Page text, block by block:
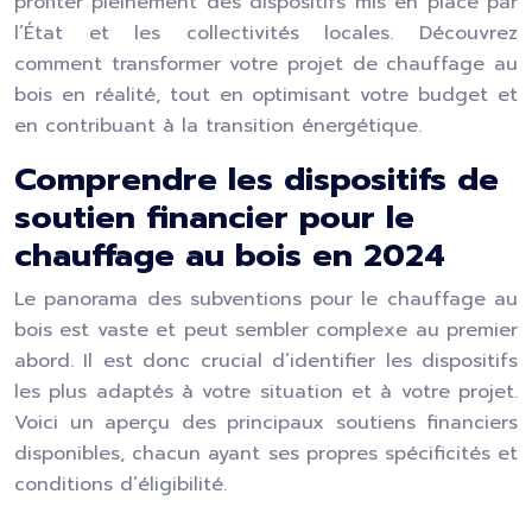
l’État et les collectivités locales. Découvrez
comment transformer votre projet de chauffage au
bois en réalité, tout en optimisant votre budget et
en contribuant à la transition énergétique.
Comprendre les dispositifs de
soutien financier pour le
chauffage au bois en 2024
Le panorama des subventions pour le chauffage au
bois est vaste et peut sembler complexe au premier
abord. Il est donc crucial d’identifier les dispositifs
les plus adaptés à votre situation et à votre projet.
Voici un aperçu des principaux soutiens financiers
disponibles, chacun ayant ses propres spécificités et
conditions d’éligibilité.